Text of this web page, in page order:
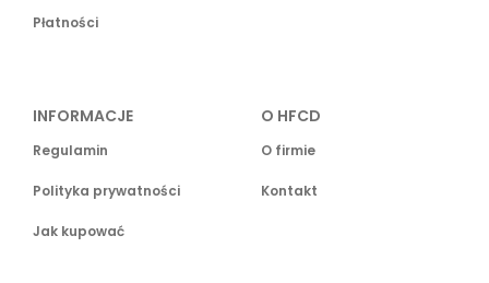
Płatności
INFORMACJE
Regulamin
Polityka prywatności
Jak kupować
O HFCD
O firmie
Kontakt